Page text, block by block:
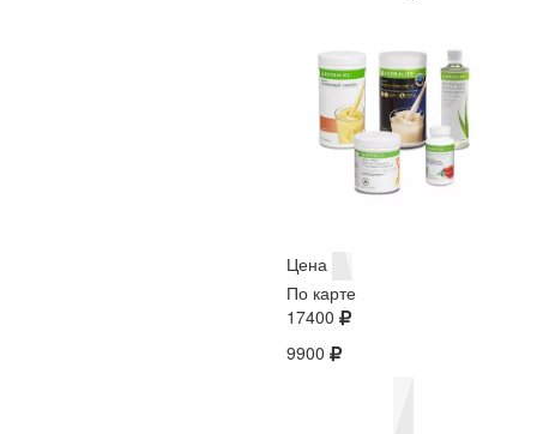
Цена
По карте
17400
9900